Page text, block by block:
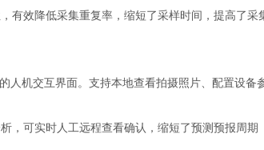
效降低采集重复率，缩短了采样时间，提高了采
机交互界面。支持本地查看拍摄照片、配置设备
可实时人工远程查看确认，缩短了预测预报周期